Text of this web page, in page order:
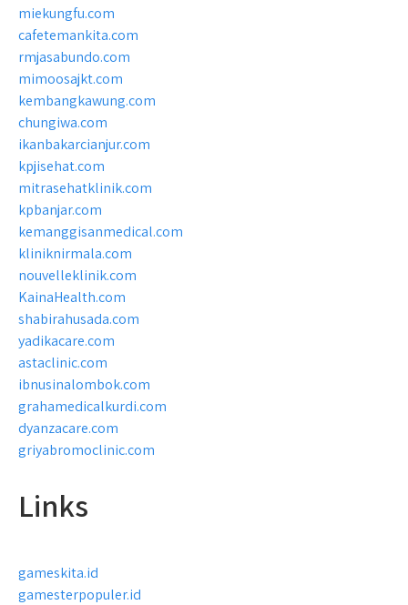
miekungfu.com
cafetemankita.com
rmjasabundo.com
mimoosajkt.com
kembangkawung.com
chungiwa.com
ikanbakarcianjur.com
kpjisehat.com
mitrasehatklinik.com
kpbanjar.com
kemanggisanmedical.com
kliniknirmala.com
nouvelleklinik.com
KainaHealth.com
shabirahusada.com
yadikacare.com
astaclinic.com
ibnusinalombok.com
grahamedicalkurdi.com
dyanzacare.com
griyabromoclinic.com
Links
gameskita.id
gamesterpopuler.id